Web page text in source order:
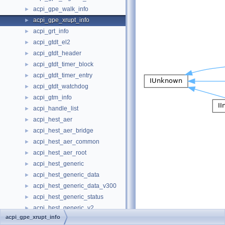
► acpi_gpe_walk_info
► acpi_gpe_xrupt_info
► acpi_grt_info
► acpi_gtdt_el2
► acpi_gtdt_header
► acpi_gtdt_timer_block
► acpi_gtdt_timer_entry
► acpi_gtdt_watchdog
► acpi_gtm_info
► acpi_handle_list
► acpi_hest_aer
► acpi_hest_aer_bridge
► acpi_hest_aer_common
► acpi_hest_aer_root
► acpi_hest_generic
► acpi_hest_generic_data
► acpi_hest_generic_data_v300
► acpi_hest_generic_status
► acpi_hest_generic_v2
► acpi_hest_header
acpi_gpe_xrupt_info